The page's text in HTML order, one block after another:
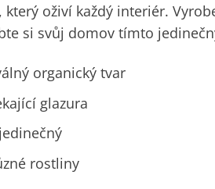
který oživí každý interiér.
si svůj domov tímto
organický tvar
glazura
rostliny